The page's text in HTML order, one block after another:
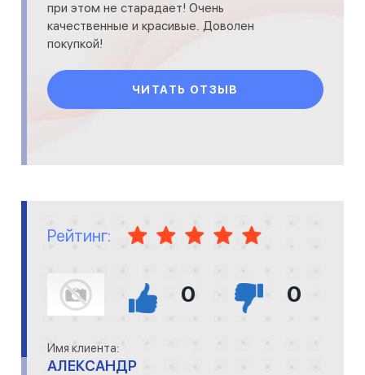
при этом не старадает! Очень
качественные и красивые. Доволен
покупкой!
ЧИТАТЬ ОТЗЫВ
Рейтинг:
0 0
Имя клиента:
АЛЕКСАНДР